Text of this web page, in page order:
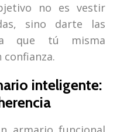
no es vestir
sino darte las
que tú misma
inteligente: